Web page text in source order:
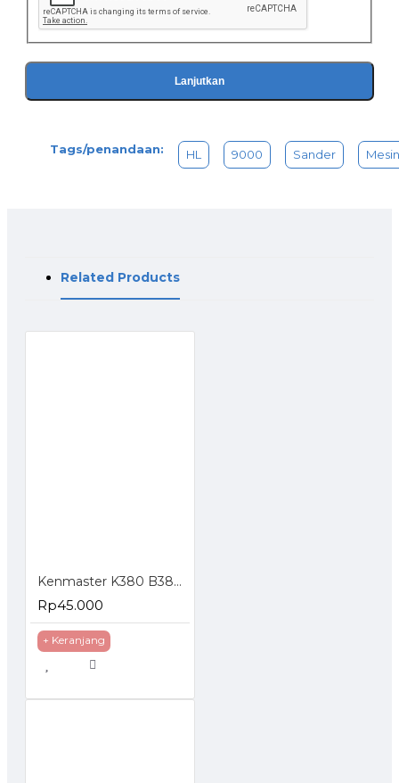
Lanjutkan
Tags/penandaan: HL 9000 Sander Mesin
Related Products
Kenmaster K380 B380 Tool Box Kotak Perkakas
Rp45.000
+ Keranjang